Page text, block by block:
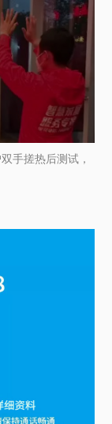
手搓热后测试，